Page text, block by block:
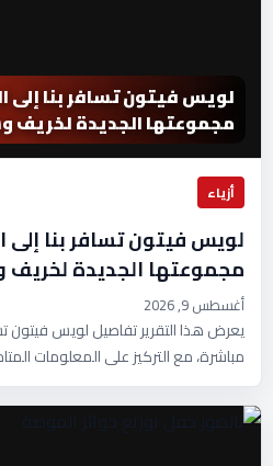
لويس فيتون تسافر بنا إلى
مجموعتها الجديدة لخريف
أزياء
لويس فيتون تسافر بنا
مجموعتها الجديدة لخريف
أغسطس 9, 2026
يعرض هذا التقرير تفاصيل لويس فيتون
مباشرة، مع التركيز على المعلومات